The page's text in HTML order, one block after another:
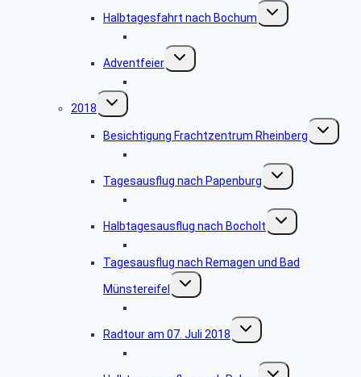
Halbtagesfahrt nach Bochum
Untermenü
umschalten
Adventfeier
Untermenü
umschalten
2018
Untermenü
umschalten
Besichtigung Frachtzentrum Rheinberg
Untermenü
Tagesausflug nach Papenburg
Untermenü
umschalten
Halbtagesausflug nach Bocholt
Untermenü
umschalten
Tagesausflug nach Remagen und Bad
Münstereifel
Untermenü
umschalten
Radtour am 07. Juli 2018
Untermenü
umschalten
Untermenü